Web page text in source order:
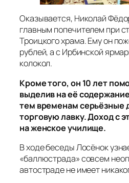
Оказывается, Николай
главным попечителем при
Троицкого храма. Ему он
рублей, а с Ирбинской
колокол.
Кроме того, он 10 лет
выделив на её
тем временам серьёзные
торговую лавку. Доход с
на женское училище.
В ходе беседы Лосёнок
«баллюстрада» совсем
автостраде не имеет